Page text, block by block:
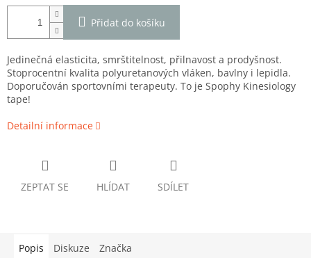
Přidat do košíku
Jedinečná elasticita, smrštitelnost, přilnavost a prodyšnost.
Stoprocentní kvalita polyuretanových vláken, bavlny i lepidla.
Doporučován sportovními terapeuty. To je Spophy Kinesiology
tape!
Detailní informace
ZEPTAT SE HLÍDAT SDÍLET
Popis Diskuze Značka